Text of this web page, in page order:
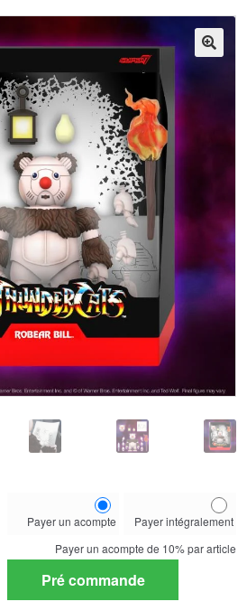
your
payment
option
Payer un acompte
Payer intégralement
Payer un acompte de 10%par article
Pré commande
prix
actuel